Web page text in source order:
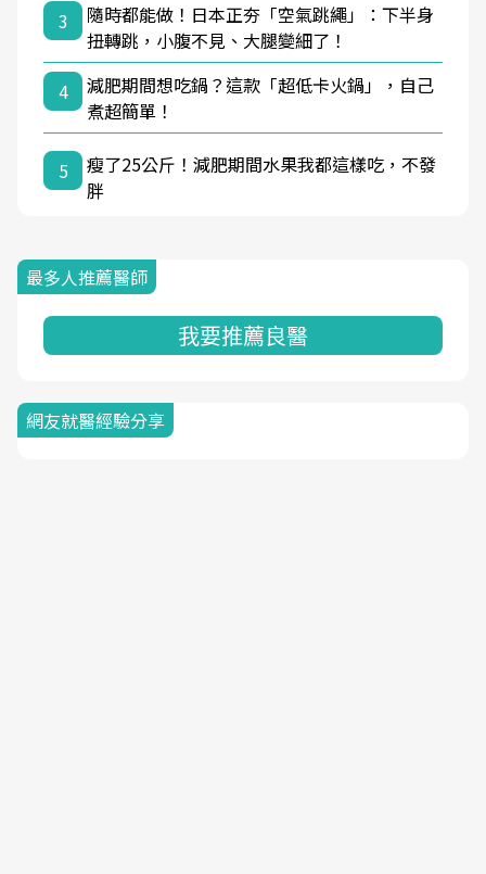
3
隨時都能做！日本正夯「空氣跳繩」：下半身
扭轉跳，小腹不見、大腿變細了！
4
減肥期間想吃鍋？這款「超低卡火鍋」，自己
煮超簡單！
5
瘦了25公斤！減肥期間水果我都這樣吃，不發
胖
最多人推薦醫師
我要推薦良醫
網友就醫經驗分享